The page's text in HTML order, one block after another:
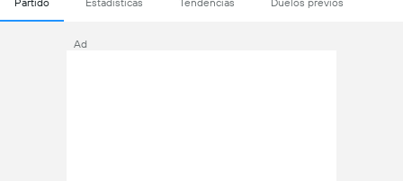
Partido Estadísticas Tendencias Duelos previos
Ad